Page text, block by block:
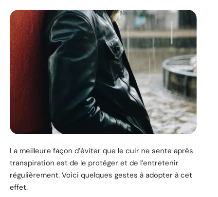
La meilleure façon d’éviter que le cuir ne sente après
transpiration est de le protéger et de l’entretenir
régulièrement. Voici quelques gestes à adopter à cet
effet.